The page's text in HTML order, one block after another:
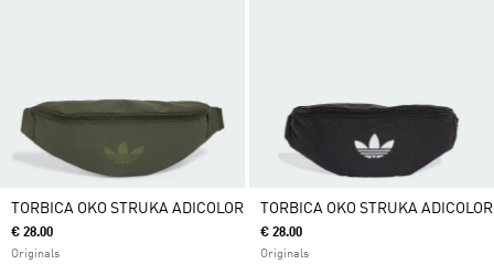
TORBICA OKO STRUKA ADICOLOR
€ 28.00
Originals
TORBICA OKO STRUKA ADICOLOR
€ 28.00
Originals